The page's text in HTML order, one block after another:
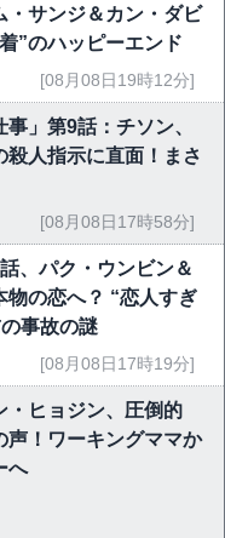
・サンジ＆カン・ダビ
”のハッピーエンド
[08月08日19時12分]
事」第9話：チソン、
殺人指示に直面！まさ
[08月08日17時58分]
、パク・ウンビン＆
物の恋へ？ “恋人すぎ
事故の謎
[08月08日17時19分]
・ヒョジン、圧倒的
声！ワーキングママか
へ